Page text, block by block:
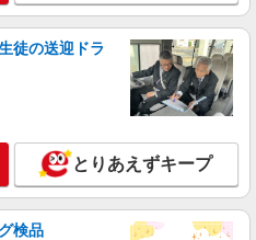
）
詳細を見る
徒の送迎ドラ
とりあえずキープ
検品